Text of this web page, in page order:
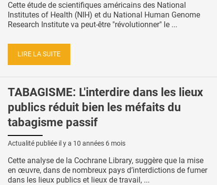
Cette étude de scientifiques américains des National
Institutes of Health (NIH) et du National Human Genome
Research Institute va peut-être "révolutionner" le ...
LIRE LA SUITE
TABAGISME: L'interdire dans les lieux
publics réduit bien les méfaits du
tabagisme passif
Actualité publiée il y a 10 années 6 mois
Cette analyse de la Cochrane Library, suggère que la mise
en œuvre, dans de nombreux pays d’interdictions de fumer
dans les lieux publics et lieux de travail, ...